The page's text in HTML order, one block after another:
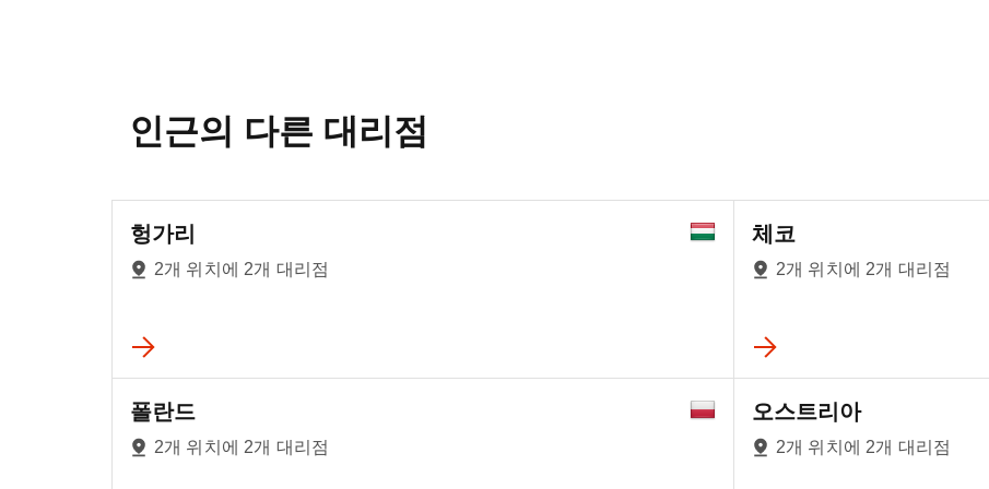
인근의 다른 대리점
헝가리
2개 위치에 2개 대리점
체코
2개 위치에 2개 대리점
폴란드
2개 위치에 2개 대리점
오스트리아
2개 위치에 2개 대리점